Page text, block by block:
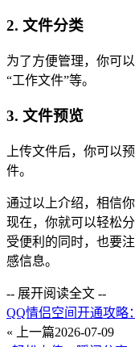
2. 文件分类
为了方便管理，你可
“工作文件”等。
3. 文件预览
上传文件后，你可以
件。
通过以上介绍，相信
现在，你就可以轻松
受便利的同时，也要
感信息。
-- 展开阅读全文 --
QQ情侣空间开通攻略
« 上一篇2026-07-09